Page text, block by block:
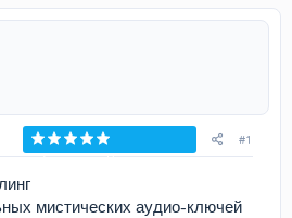
Голосов: 0
#1
мистических аудио-ключей